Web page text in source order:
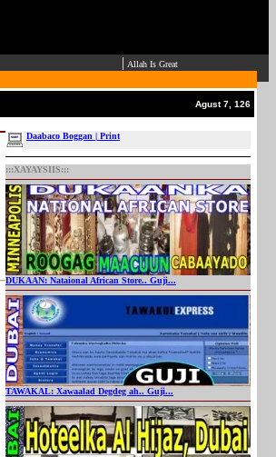
| Allah Is Great
Agust 7, 126
Daabaco Boggan | Print
:::XAYAYSIIS:::
DUKAAN: Nataional African Store.. Guji...
TAWAKAL: Xawaalad Degdeg ah.. Guji...